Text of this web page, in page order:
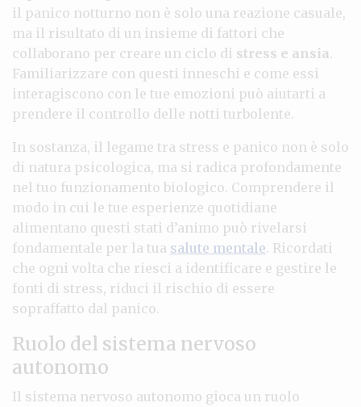
il panico notturno non è solo una reazione casuale,
ma il risultato di un insieme di fattori che
collaborano per creare un ciclo di stress e ansia.
Familiarizzare con questi inneschi e come essi
interagiscono con le tue emozioni può aiutarti a
prendere il controllo delle notti turbolente.
In sostanza, il legame tra stress e panico non è solo
di natura psicologica, ma si radica profondamente
nel tuo funzionamento biologico. Comprendere il
modo in cui le tue esperienze quotidiane
alimentano questi stati d’animo può rivelarsi
fondamentale per la tua salute mentale. Ricordati
che ogni volta che riesci a identificare e gestire le
fonti di stress, riduci il rischio di essere
sopraffatto dal panico.
Ruolo del sistema nervoso
autonomo
Il sistema nervoso autonomo gioca un ruolo